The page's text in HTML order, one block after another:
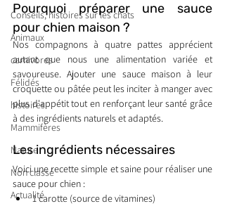
Conseils, histoires sur les chats
Animaux
carnivores
Félidés
histoires
Mammifères
Nature
Non classé
Actualité
Pourquoi préparer une sauce
pour chien maison ?
Nos compagnons à quatre pattes apprécient
autant que nous une alimentation variée et
savoureuse. Ajouter une sauce maison à leur
croquette ou pâtée peut les inciter à manger avec
plus d'appétit tout en renforçant leur santé grâce
à des ingrédients naturels et adaptés.
Les ingrédients nécessaires
Voici une recette simple et saine pour réaliser une
sauce pour chien :
1 carotte (source de vitamines)